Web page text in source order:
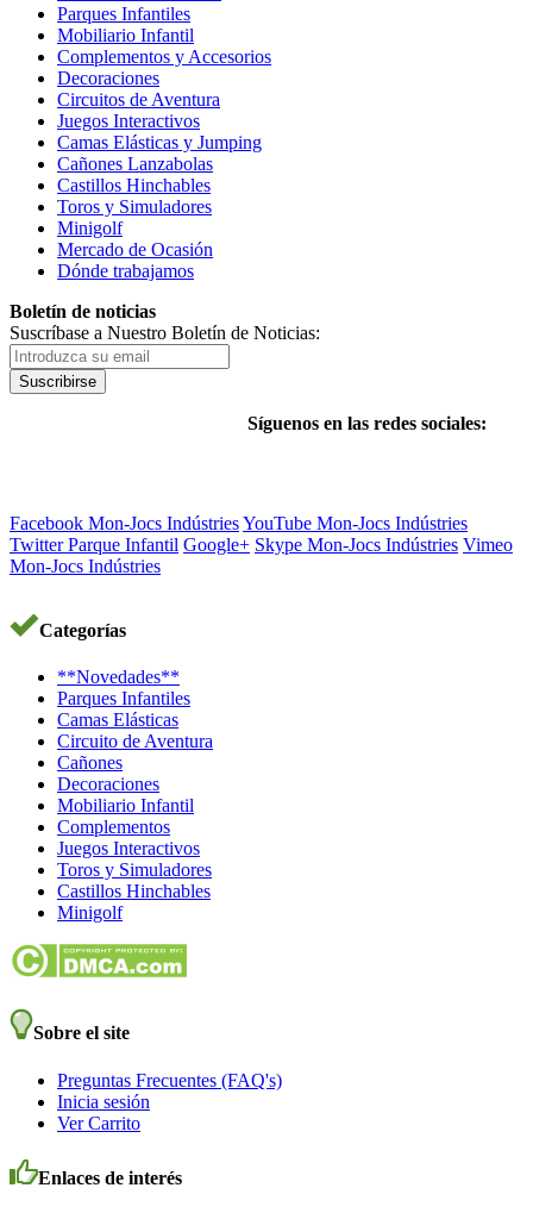
Parques Infantiles
Mobiliario Infantil
Complementos y Accesorios
Decoraciones
Circuitos de Aventura
Juegos Interactivos
Camas Elásticas y Jumping
Cañones Lanzabolas
Castillos Hinchables
Toros y Simuladores
Minigolf
Mercado de Ocasión
Dónde trabajamos
Boletín de noticias
Suscríbase a Nuestro Boletín de Noticias:
Suscribirse
Síguenos en las redes sociales:
Facebook Mon-Jocs IndústriesYouTube Mon-Jocs Indústries
Twitter Parque Infantil Google+ Skype Mon-Jocs Indústries Vimeo
Mon-Jocs Indústries
Categorías
**Novedades**
Parques Infantiles
Camas Elásticas
Circuito de Aventura
Cañones
Decoraciones
Mobiliario Infantil
Complementos
Juegos Interactivos
Toros y Simuladores
Castillos Hinchables
Minigolf
Sobre el site
Preguntas Frecuentes (FAQ's)
Inicia sesión
Ver Carrito
Enlaces de interés